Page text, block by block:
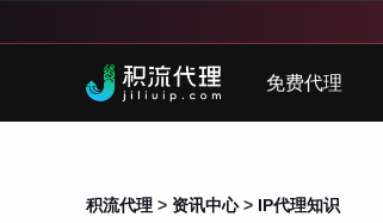
免费代理
积流代理 > 资讯中心> IP代理知识